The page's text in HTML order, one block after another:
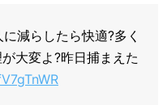
減らしたら快適?多く
大変よ?昨日捕まえた